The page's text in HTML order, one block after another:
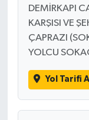
DEMİRKAPI
KARŞISI VE
ÇAPRAZI
YOLCU
Yol Tarifi Al